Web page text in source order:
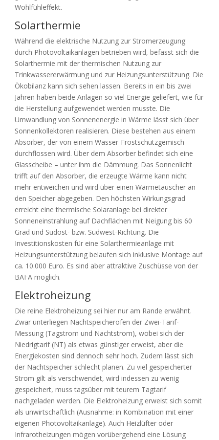
Wohlfühleffekt.
Solarthermie
Während die elektrische Nutzung zur Stromerzeugung
durch Photovoltaikanlagen betrieben wird, befasst sich die
Solarthermie mit der thermischen Nutzung zur
Trinkwassererwärmung und zur Heizungsunterstützung. Die
Ökobilanz kann sich sehen lassen. Bereits in ein bis zwei
Jahren haben beide Anlagen so viel Energie geliefert, wie für
die Herstellung aufgewendet werden musste. Die
Umwandlung von Sonnenenergie in Wärme lässt sich über
Sonnenkollektoren realisieren. Diese bestehen aus einem
Absorber, der von einem Wasser-Frostschutzgemisch
durchflossen wird. Über dem Absorber befindet sich eine
Glasscheibe – unter ihm die Dämmung. Das Sonnenlicht
trifft auf den Absorber, die erzeugte Wärme kann nicht
mehr entweichen und wird über einen Wärmetauscher an
den Speicher abgegeben. Den höchsten Wirkungsgrad
erreicht eine thermische Solaranlage bei direkter
Sonneneinstrahlung auf Dachflächen mit Neigung bis 60
Grad und Südost- bzw. Südwest-Richtung. Die
Investitionskosten für eine Solarthermieanlage mit
Heizungsunterstützung belaufen sich inklusive Montage auf
ca. 10.000 Euro. Es sind aber attraktive Zuschüsse von der
BAFA möglich.
Elektroheizung
Die reine Elektroheizung sei hier nur am Rande erwähnt.
Zwar unterliegen Nachtspeicheröfen der Zwei-Tarif-
Messung (Tagstrom und Nachtstrom), wobei sich der
Niedrigtarif (NT) als etwas günstiger erweist, aber die
Energiekosten sind dennoch sehr hoch. Zudem lässt sich
der Nachtspeicher schlecht planen. Zu viel gespeicherter
Strom gilt als verschwendet, wird indessen zu wenig
gespeichert, muss tagsüber mit teurem Tagtarif
nachgeladen werden. Die Elektroheizung erweist sich somit
als unwirtschaftlich (Ausnahme: in Kombination mit einer
eigenen Photovoltaikanlage). Auch Heizlüfter oder
Infrarotheizungen mögen vorübergehend eine Lösung